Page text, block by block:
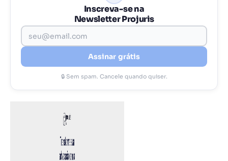
Inscreva-se na
Newsletter Projuris
Assinar grátis
🔒 Sem spam. Cancele quando quiser.